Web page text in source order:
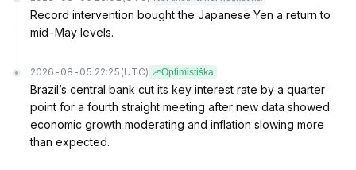
Record intervention bought the Japanese Yen a return to
mid-May levels.
2026-08-05 22:25 (UTC) Optimistiška
Brazil’s central bank cut its key interest rate by a quarter
point for a fourth straight meeting after new data showed
economic growth moderating and inflation slowing more
than expected.